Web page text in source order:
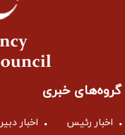
گروه‌های خبری
اخبار رئیس اخبار دبیر